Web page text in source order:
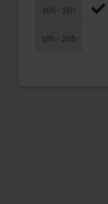
16h - 18h
18h - 20h